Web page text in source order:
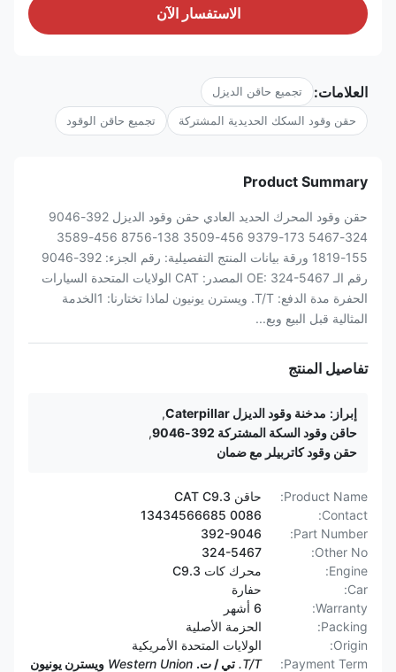
الاستفسار الآن
العلامات: تجميع حاقن الديزل
حقن وقود السكك الحديدية المشتركة تجميع حاقن الوقود
Product Summary
حقن وقود المحرك الحديد العادي حقن وقود الديزل 392-9046
324-5467 173-9379 456-3509 138-8756 456-3589
155-1819 ورقة بيانات المنتج التفصيلية: رقم الجزء: 392-9046
رقم الـ OE: 324-5467 المصدر: CAT الولايات المتحدة السيارات
الحفرة مدة الدفع: T/T. ويسترن يونيون لماذا تختارنا: 1الخدمة
المثالية قبل البيع وبع...
تفاصيل المنتج
إبراز: مدخنة وقود الديزل Caterpillar
,
حاقن وقود السكة المشتركة 392-9046
,
حقن وقود كاتربيلر مع ضمان
Product Name:
حاقن CAT C9.3
Contact:
0086 13434566685
Part Number:
392-9046
Other No:
324-5467
Engine:
محرك كات C9.3
Car:
حفارة
Warranty:
6 أشهر
Packing:
الحزمة الأصلية
Origin:
الولايات المتحدة الأمريكية
Payment Term:
T/T. تي / ت. Western Union ويسترن يونيون